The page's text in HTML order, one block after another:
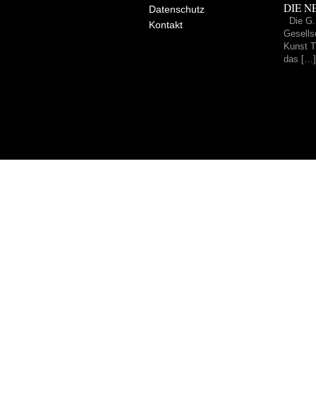
Datenschutz
Kontakt
DIE
Die
Kunst
das […]